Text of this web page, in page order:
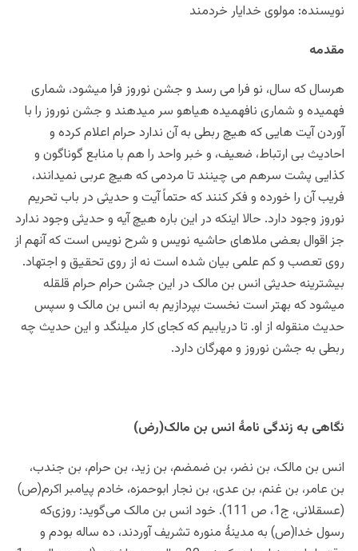
نویسنده: مولوی خدایار خردمند
مقدمه
هرسال که سال، نو فرا می رسد و جشن نوروز فرا میشود، شماری
فهمیده و شماری نافهمیده هیاهو سر میدهند و جشن نوروز را با
آوردن آیت هایی که هیچ ربطی به آن ندارد حرام اعلام کرده و
احادیث بی ارتباط، ضعیف، و خبر واحد را هم با منابع گوناگون و
کذایی پشت سرهم می چینند تا مردمی که هیچ عربی نمیدانند،
فریب آن را خورده و فکر کنند که حتماً آیت و حدیثی در باب تحریم
نوروز وجود دارد. حالا اینکه در این باره هیچ آیه و حدیثی وجود ندارد
جز اقوال بعضی ملاهای حاشیه نویس و شرح نویس است که آنهم از
روی تعصب و کم علمی بیان شده است نه از روی تحقیق و اجتهاد.
بیشترینه حدیثی انس بن مالک در این جشن حرام حرام قلقله
میشود که بهتر است نخست بپردازیم به انس بن مالک و سپس
حدیث منقوله از او. تا دریابیم که کجای کار میلنگد و این حدیث چه
ربطی به جشن نوروز و مهرگان دارد.
نگاهی به زندگی نامۀ انس بن مالک(رض)
انس بن مالک، بن نضر، بن ضمضم، بن زید، بن حرام، بن جندب،
بن عامر، بن غنم، بن عدی، بن نجار ابوحمزه، خادم پیامبر اکرم(ص)
(عسقلانی، ج1، ص 111). خود انس بن مالک می‌گوید: روزی‌که
رسول خدا(ص) به مدینۀ منوره تشریف آوردند، ده ساله بودم و